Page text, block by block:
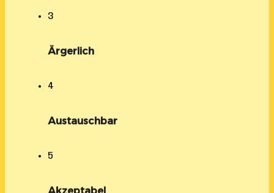
3
Ärgerlich
4
Austauschbar
5